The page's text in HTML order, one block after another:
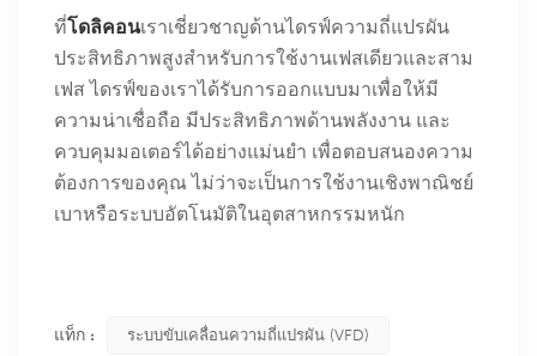
ที่โดลิคอนเราเชี่ยวชาญด้านไดรฟ์ความถี่แปรผัน
ประสิทธิภาพสูงสำหรับการใช้งานเฟสเดียวและสาม
เฟส ไดรฟ์ของเราได้รับการออกแบบมาเพื่อให้มี
ความน่าเชื่อถือ มีประสิทธิภาพด้านพลังงาน และ
ควบคุมมอเตอร์ได้อย่างแม่นยำ เพื่อตอบสนองความ
ต้องการของคุณ ไม่ว่าจะเป็นการใช้งานเชิงพาณิชย์
เบาหรือระบบอัตโนมัติในอุตสาหกรรมหนัก
แท็ก : ระบบขับเคลื่อนความถี่แปรผัน (VFD)